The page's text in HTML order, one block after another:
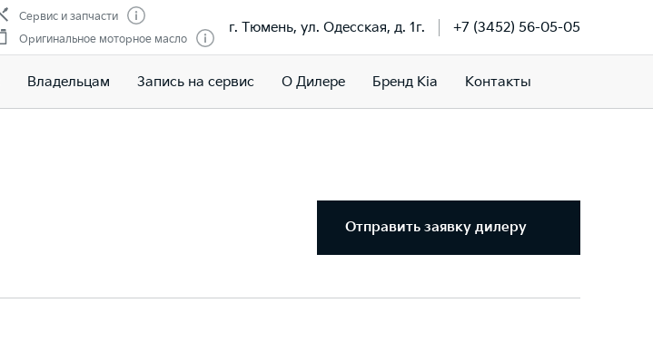
Сервис и запчасти
Оригинальное моторное масло
г. Тюмень, ул. Одесская, д. 1г. +7 (3452) 56-05-05
Владельцам Запись на сервис О Дилере Бренд Kia Контакты
Отправить заявку дилеру